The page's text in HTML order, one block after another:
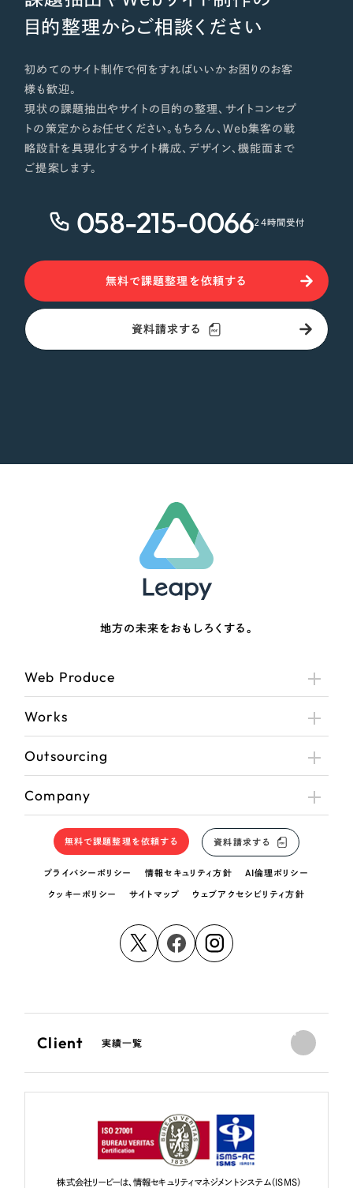
目的整理からご相談ください
初めてのサイト制作で何をすればいいかお困りのお客
様も歓迎。
現状の課題抽出やサイトの目的の整理、サイトコンセプ
トの策定からお任せください。もちろん、Web集客の戦
略設計を具現化するサイト構成、デザイン、機能面まで
ご提案します。
058-215-006624時間受付
無料で課題整理を依頼する
資料請求する
地方の未来をおもしろくする。
Web Produce
Works
Outsourcing
Company
無料で課題整理を依頼する 資料請求する
プライバシーポリシー 情報セキュリティ方針 AI倫理ポリシー
クッキーポリシー サイトマップ ウェブアクセシビリティ方針
Client 実績一覧
株式会社リーピーは、情報セキュリティマネジメントシステム（ISMS）